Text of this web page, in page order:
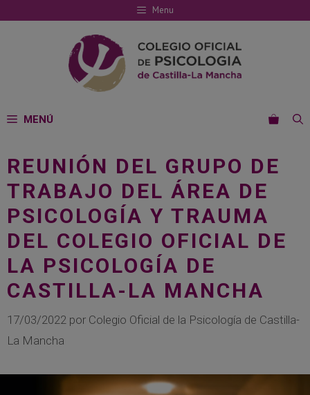
al
Menu
MENÚ
REUNIÓN DEL GRUPO DE
TRABAJO DEL ÁREA DE
PSICOLOGÍA Y TRAUMA
DEL COLEGIO OFICIAL DE
LA PSICOLOGÍA DE
CASTILLA-LA MANCHA
17/03/2022 por Colegio Oficial de la Psicología de Castilla-
La Mancha